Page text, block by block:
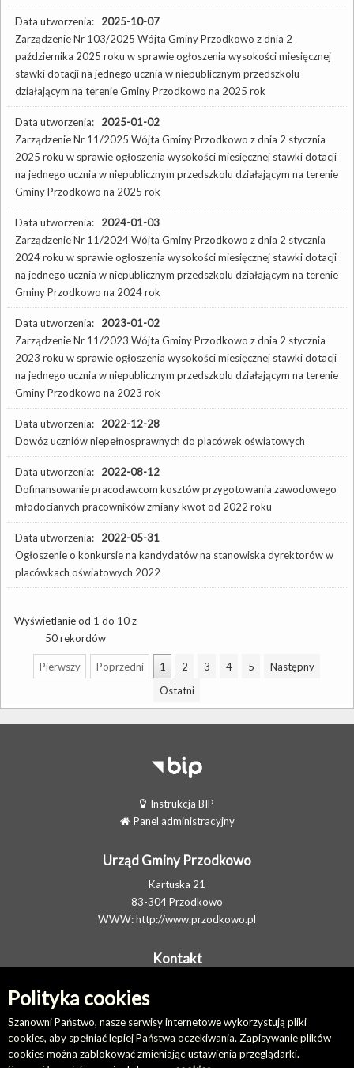
Polityka cookies
Szanowni Państwo, nasze serwisy internetowe wykorzystują pliki
cookies, aby spełniać lepiej Państwa oczekiwania. Zapisywanie plików
cookies można zablokować zmieniając ustawienia przeglądarki.
Data utworzenia: 2025-10-07
Zarządzenie Nr 103/2025 Wójta Gminy Przodkowo z dnia 2
października 2025 roku w sprawie ogłoszenia wysokości miesięcznej
stawki dotacji na jednego ucznia w niepublicznym przedszkolu
działającym na terenie Gminy Przodkowo na 2025 rok
Data utworzenia: 2025-01-02
Zarządzenie Nr 11/2025 Wójta Gminy Przodkowo z dnia 2 stycznia
2025 roku w sprawie ogłoszenia wysokości miesięcznej stawki dotacji
na jednego ucznia w niepublicznym przedszkolu działającym na terenie
Gminy Przodkowo na 2025 rok
Data utworzenia: 2024-01-03
Zarządzenie Nr 11/2024 Wójta Gminy Przodkowo z dnia 2 stycznia
2024 roku w sprawie ogłoszenia wysokości miesięcznej stawki dotacji
na jednego ucznia w niepublicznym przedszkolu działającym na terenie
Gminy Przodkowo na 2024 rok
Data utworzenia: 2023-01-02
Zarządzenie Nr 11/2023 Wójta Gminy Przodkowo z dnia 2 stycznia
2023 roku w sprawie ogłoszenia wysokości miesięcznej stawki dotacji
na jednego ucznia w niepublicznym przedszkolu działającym na terenie
Gminy Przodkowo na 2023 rok
Data utworzenia: 2022-12-28
Dowóz uczniów niepełnosprawnych do placówek oświatowych
Data utworzenia: 2022-08-12
Dofinansowanie pracodawcom kosztów przygotowania zawodowego
młodocianych pracowników zmiany kwot od 2022 roku
Data utworzenia: 2022-05-31
Ogłoszenie o konkursie na kandydatów na stanowiska dyrektorów w
placówkach oświatowych 2022
Wyświetlanie od 1 do 10 z
50 rekordów
Pierwszy Poprzedni 1 2 3 4 5
Następny
Ostatni
Instrukcja BIP
Panel administracyjny
Urząd Gminy Przodkowo
Kartuska 21
83-304 Przodkowo
WWW:http://www.przodkowo.pl
Kontakt
E-MAIL:
Elektroniczna Skrzynka Podawcza
Na skróty